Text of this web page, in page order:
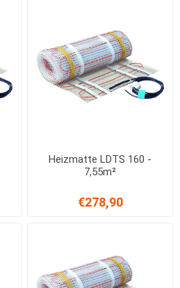
Heizmatte LDTS 160 -
7,55m²
€278,90